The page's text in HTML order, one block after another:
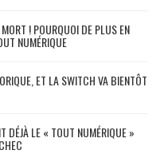
! POURQUOI DE PLUS EN
NUMÉRIQUE
ET LA SWITCH VA BIENTÔT
DÉJÀ LE « TOUT NUMÉRIQUE »